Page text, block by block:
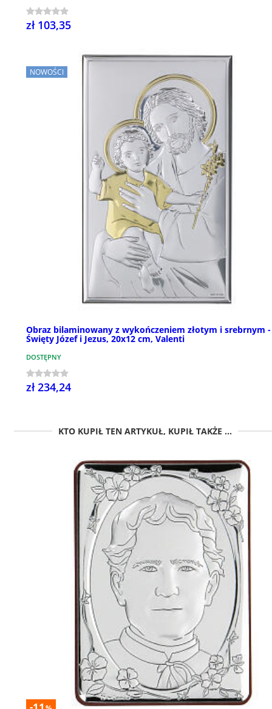
zł 103,35
NOWOŚCI
Obraz bilaminowany z wykończeniem złotym i srebrnym -
Święty Józef i Jezus, 20x12 cm, Valenti
DOSTĘPNY
zł 234,24
KTO KUPIŁ TEN ARTYKUŁ, KUPIŁ TAKŻE ...